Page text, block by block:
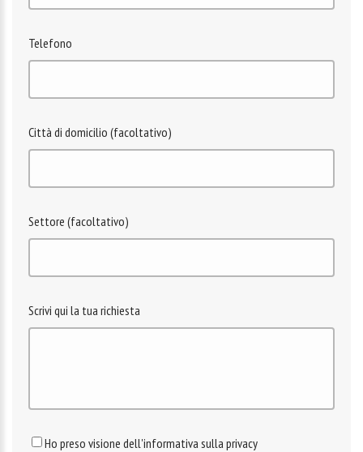
Telefono
Città di domicilio (facoltativo)
Settore (facoltativo)
Scrivi qui la tua richiesta
Ho preso visione dell'informativa sulla privacy